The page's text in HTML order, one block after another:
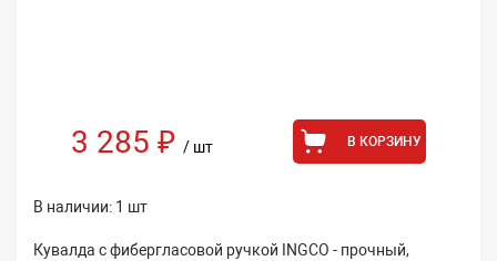
3 285 ₽ / шт В КОРЗИНУ
В наличии: 1 шт
Кувалда с фибергласовой ручкой INGCO - прочный,